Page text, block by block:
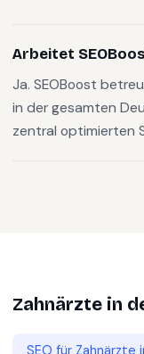
Arbeitet
Ja. SEOBoost
in der gesamten
zentral optimierten
Zahnärzte in
SEO für Zahnärzte